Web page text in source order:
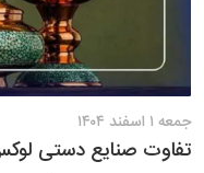
تفاوت صنایع دستی
جمعه ۱ اسفند ۱۴۰۴